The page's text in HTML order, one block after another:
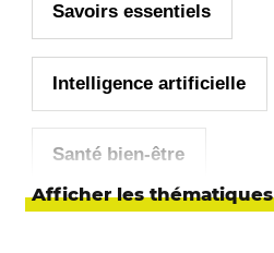
Savoirs essentiels
Intelligence artificielle
Santé bien-être
Afficher les thématiques